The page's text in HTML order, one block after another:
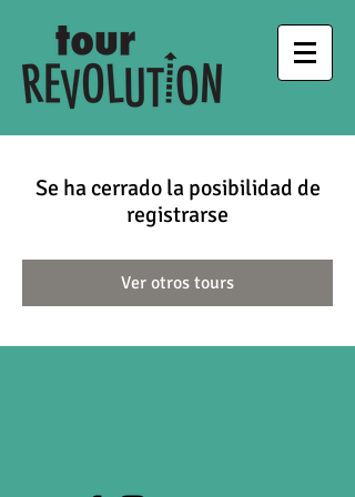
Se ha cerrado la posibilidad de
registrarse
Ver otros tours